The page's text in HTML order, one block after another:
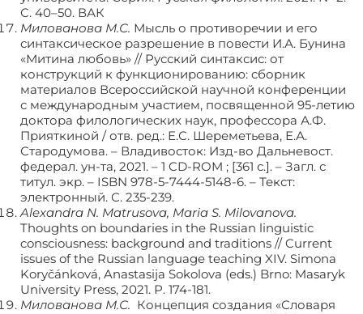
С. 40–50. ВАК
Милованова М.С. Мысль о противоречии и его
синтаксическое разрешение в повести И.А. Бунина
«Митина любовь» // Русский синтаксис: от
конструкций к функционированию: сборник
материалов Всероссийской научной конференции
с международным участием, посвященной 95-летию
доктора филологических наук, профессора А.Ф.
Прияткиной / отв. ред.: Е.С. Шереметьева, Е.А.
Стародумова. – Владивосток: Изд-во Дальневост.
федерал. ун-та, 2021. – 1 CD-ROM ; [361 с.]. – Загл. с
титул. экр. – ISBN 978-5-7444-5148-6. – Текст:
электронный. С. 235-239.
Alexandra N. Matrusova, Maria S. Milovanova.
Thoughts on boundaries in the Russian linguistic
consciousness: background and traditions // Current
issues of the Russian language teaching XIV. Simona
Koryčánková, Anastasija Sokolova (eds.) Brno: Masaryk
University Press, 2021. Р. 174-181.
Милованова М.С. Концепция создания «Словаря